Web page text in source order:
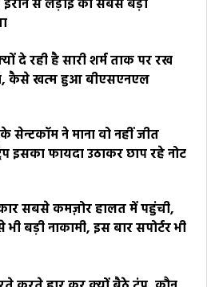
ईरान से लड़ाई का सबसे बड़ा
दे रही है सारी शर्म ताक पर रख
कैसे खत्म हुआ बीएसएनएल
सेन्टकॉम ने माना वो नहीं जीत
इसका फायदा उठाकर छाप रहे नोट
सबसे कमज़ोर हालत में पहुंची,
भी बड़ी नाकामी, इस बार सपोर्टर भी